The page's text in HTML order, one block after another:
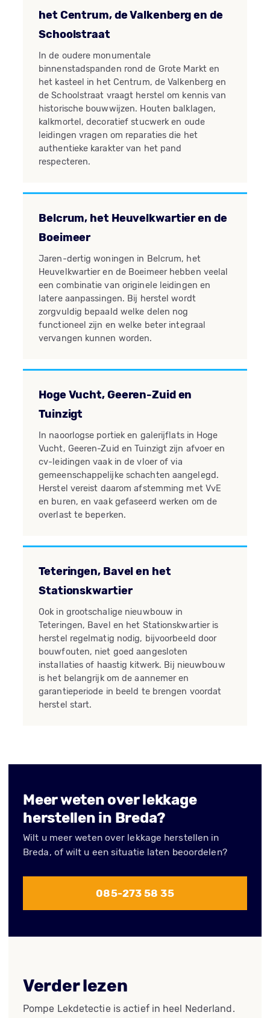
het Centrum, de Valkenberg en de
Schoolstraat
In de oudere monumentale
binnenstadspanden rond de Grote Markt en
het kasteel in het Centrum, de Valkenberg en
de Schoolstraat vraagt herstel om kennis van
historische bouwwijzen. Houten balklagen,
kalkmortel, decoratief stucwerk en oude
leidingen vragen om reparaties die het
authentieke karakter van het pand
respecteren.
Belcrum, het Heuvelkwartier en de
Boeimeer
Jaren-dertig woningen in Belcrum, het
Heuvelkwartier en de Boeimeer hebben veelal
een combinatie van originele leidingen en
latere aanpassingen. Bij herstel wordt
zorgvuldig bepaald welke delen nog
functioneel zijn en welke beter integraal
vervangen kunnen worden.
Hoge Vucht, Geeren-Zuid en
Tuinzigt
In naoorlogse portiek en galerijflats in Hoge
Vucht, Geeren-Zuid en Tuinzigt zijn afvoer en
cv-leidingen vaak in de vloer of via
gemeenschappelijke schachten aangelegd.
Herstel vereist daarom afstemming met VvE
en buren, en vaak gefaseerd werken om de
overlast te beperken.
Teteringen, Bavel en het
Stationskwartier
Ook in grootschalige nieuwbouw in
Teteringen, Bavel en het Stationskwartier is
herstel regelmatig nodig, bijvoorbeeld door
bouwfouten, niet goed aangesloten
installaties of haastig kitwerk. Bij nieuwbouw
is het belangrijk om de aannemer en
garantieperiode in beeld te brengen voordat
herstel start.
Meer weten over lekkage
herstellen in Breda?
Wilt u meer weten over lekkage herstellen in
Breda, of wilt u een situatie laten beoordelen?
085-273 58 35
Verder lezen
Pompe Lekdetectie is actief in heel Nederland.